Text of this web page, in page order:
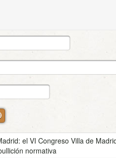
el VI Congreso Villa de
normativa